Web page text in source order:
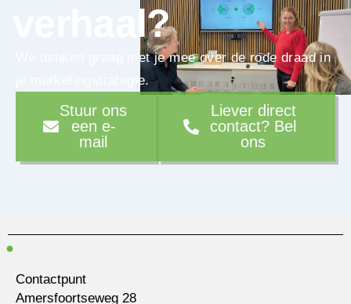
verhaal?
We denken graag met je mee over de rode draad in
je marketingstrategie.
Stuur ons
een e-
mail
Liever direct
contact? Bel
ons
Contactpunt
Amersfoortseweg 28